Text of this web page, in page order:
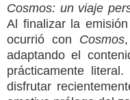
Cosmos: un viaje
Al finalizar la
ocurrió con Cosmos
adaptando el
prácticamente
disfrutar